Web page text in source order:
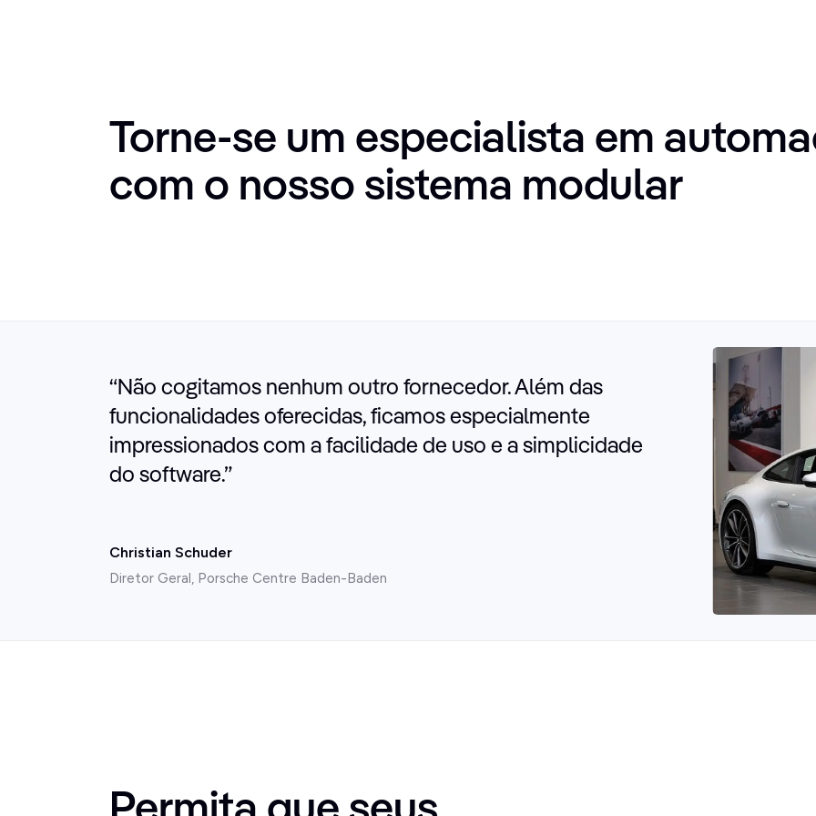
Torne-se um especialista em
com o nosso sistema modular
“Não cogitamos nenhum outro fornecedor. Além das
funcionalidades oferecidas, ficamos especialmente
impressionados com a facilidade de uso e a simplicidade
do software.”
Christian Schuder
Diretor Geral, Porsche Centre Baden-Baden